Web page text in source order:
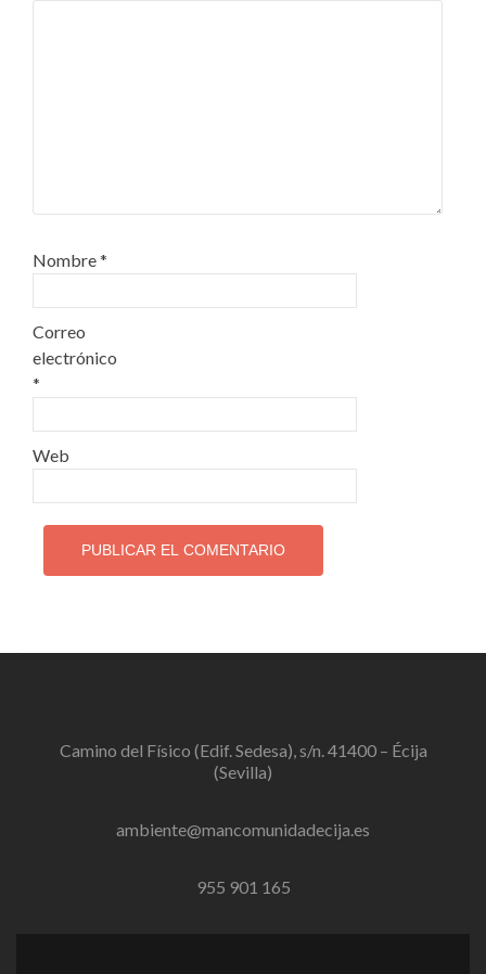
Nombre*
Correo
electrónico
*
Web
Camino del Físico (Edif. Sedesa), s/n. 41400 – Écija
(Sevilla)
ambiente@mancomunidadecija.es
955 901 165